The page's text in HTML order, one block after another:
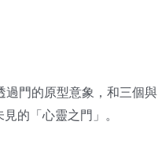
過門的原型意象，和三個與
的「心靈之門」。